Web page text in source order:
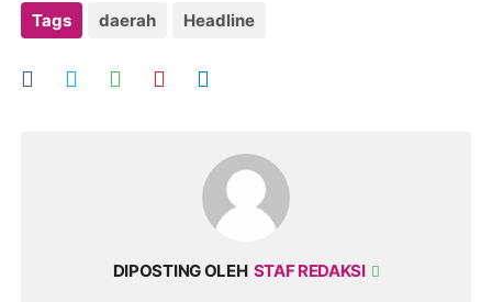
Tags daerah Headline
DIPOSTING OLEH STAF REDAKSI